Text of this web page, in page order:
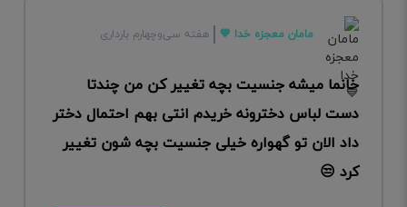
مامان معجزه خدا 💙 هفته سی‌وچهارم بارداری
خانما میشه جنسیت بچه تغییر کن من چندتا
دست لباس دخترونه خریدم انتی بهم احتمال دختر
داد الان تو گهواره خیلی جنسیت بچه شون تغییر
کرد 😒